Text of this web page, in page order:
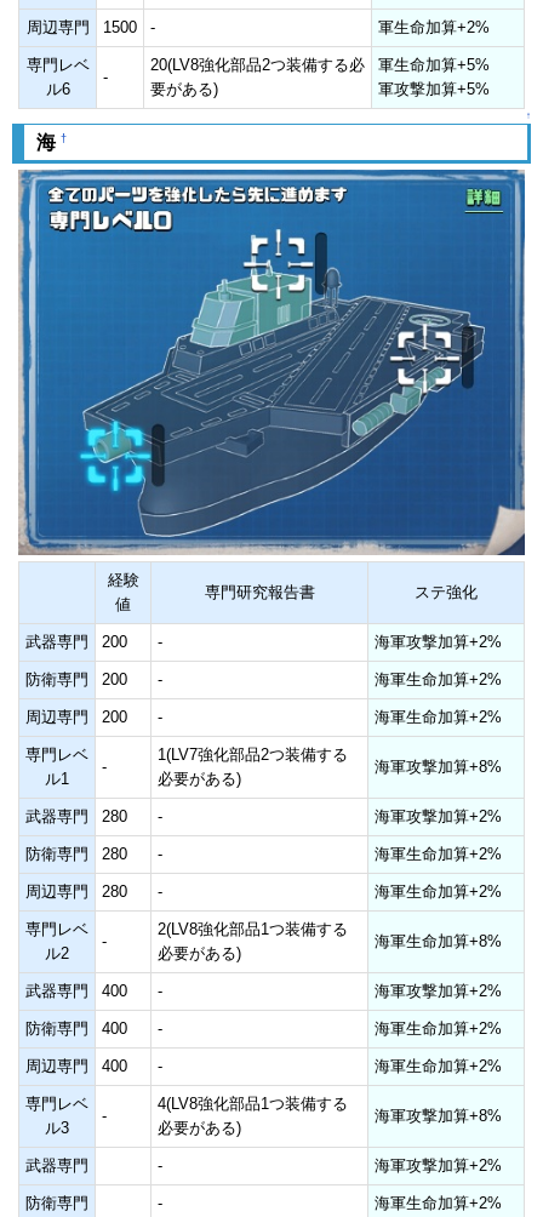
周辺専門 1500 - 軍生命加算+2%
専門レベ
ル6
-
20(LV8強化部品2つ装備する必
要がある)
軍生命加算+5%
軍攻撃加算+5%
↑
海 †
経験
値
専門研究報告書 ステ強化
武器専門 200 - 海軍攻撃加算+2%
防衛専門 200 - 海軍生命加算+2%
周辺専門 200 - 海軍生命加算+2%
専門レベ
ル1
-
1(LV7強化部品2つ装備する
必要がある)
海軍攻撃加算+8%
武器専門 280 - 海軍攻撃加算+2%
防衛専門 280 - 海軍生命加算+2%
周辺専門 280 - 海軍生命加算+2%
専門レベ
ル2
-
2(LV8強化部品1つ装備する
必要がある)
海軍生命加算+8%
武器専門 400 - 海軍攻撃加算+2%
防衛専門 400 - 海軍生命加算+2%
周辺専門 400 - 海軍生命加算+2%
専門レベ
ル3
-
4(LV8強化部品1つ装備する
必要がある)
海軍攻撃加算+8%
武器専門 - 海軍攻撃加算+2%
防衛専門 - 海軍生命加算+2%